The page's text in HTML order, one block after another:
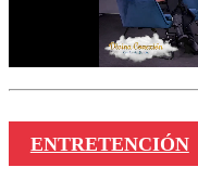
ENTRETENCIÓN